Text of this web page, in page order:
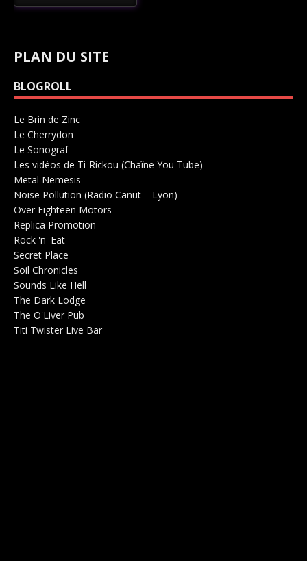
PLAN DU SITE
BLOGROLL
Le Brin de Zinc
Le Cherrydon
Le SonografSalle de concerts 0
Les vidéos de Ti-Rickou (Chaîne You Tube)
Metal Nemesis
Noise Pollution (Radio Canut – Lyon)
Over Eighteen Motors
Replica Promotion
Rock 'n' Eat
Secret Place
Soil Chronicles
Sounds Like Hell
The Dark Lodge
The O'Liver Pub
Titi Twister Live Bar